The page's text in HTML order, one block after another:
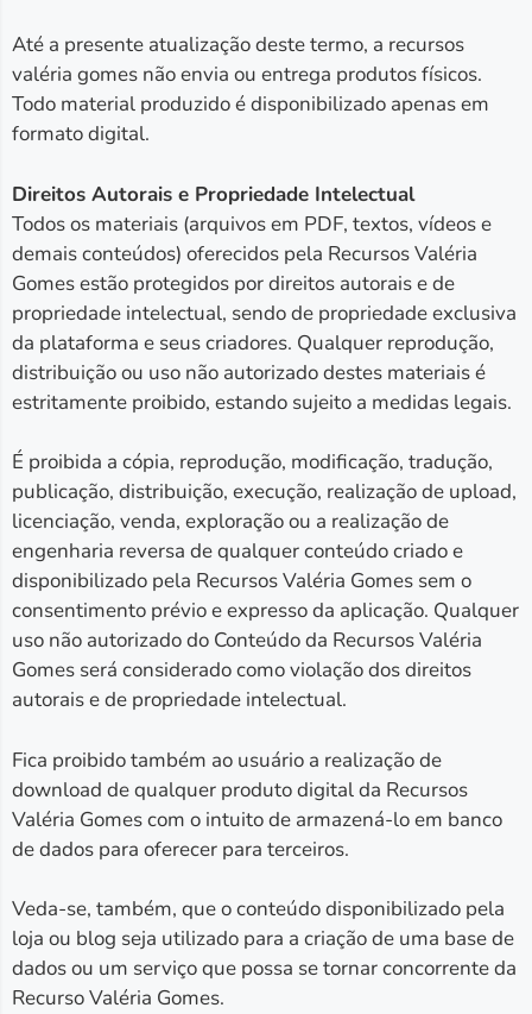
Até a presente atualização deste termo, a recursos
valéria gomes não envia ou entrega produtos físicos.
Todo material produzido é disponibilizado apenas em
formato digital.
Direitos Autorais e Propriedade Intelectual
Todos os materiais (arquivos em PDF, textos, vídeos e
demais conteúdos) oferecidos pela Recursos Valéria
Gomes estão protegidos por direitos autorais e de
propriedade intelectual, sendo de propriedade exclusiva
da plataforma e seus criadores. Qualquer reprodução,
distribuição ou uso não autorizado destes materiais é
estritamente proibido, estando sujeito a medidas legais.
É proibida a cópia, reprodução, modificação, tradução,
publicação, distribuição, execução, realização de upload,
licenciação, venda, exploração ou a realização de
engenharia reversa de qualquer conteúdo criado e
disponibilizado pela Recursos Valéria Gomes sem o
consentimento prévio e expresso da aplicação. Qualquer
uso não autorizado do Conteúdo da Recursos Valéria
Gomes será considerado como violação dos direitos
autorais e de propriedade intelectual.
Fica proibido também ao usuário a realização de
download de qualquer produto digital da Recursos
Valéria Gomes com o intuito de armazená-lo em banco
de dados para oferecer para terceiros.
Veda-se, também, que o conteúdo disponibilizado pela
loja ou blog seja utilizado para a criação de uma base de
dados ou um serviço que possa se tornar concorrente da
Recurso Valéria Gomes.